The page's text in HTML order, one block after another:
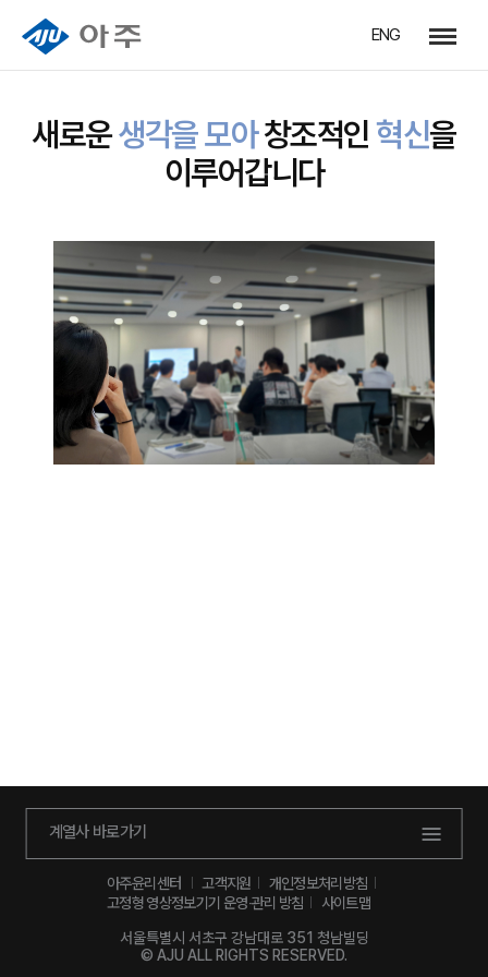
ENG
새로운생각을 모아창조적인혁신을
이루어갑니다
아주윤리센터 고객지원
개인정보처리방침
고정형 영상정보기기 운영‧관리 방침
사이트맵
서울특별시 서초구 강남대로 351 청남빌딩
© AJU ALL RIGHTS RESERVED.
계열사 바로가기